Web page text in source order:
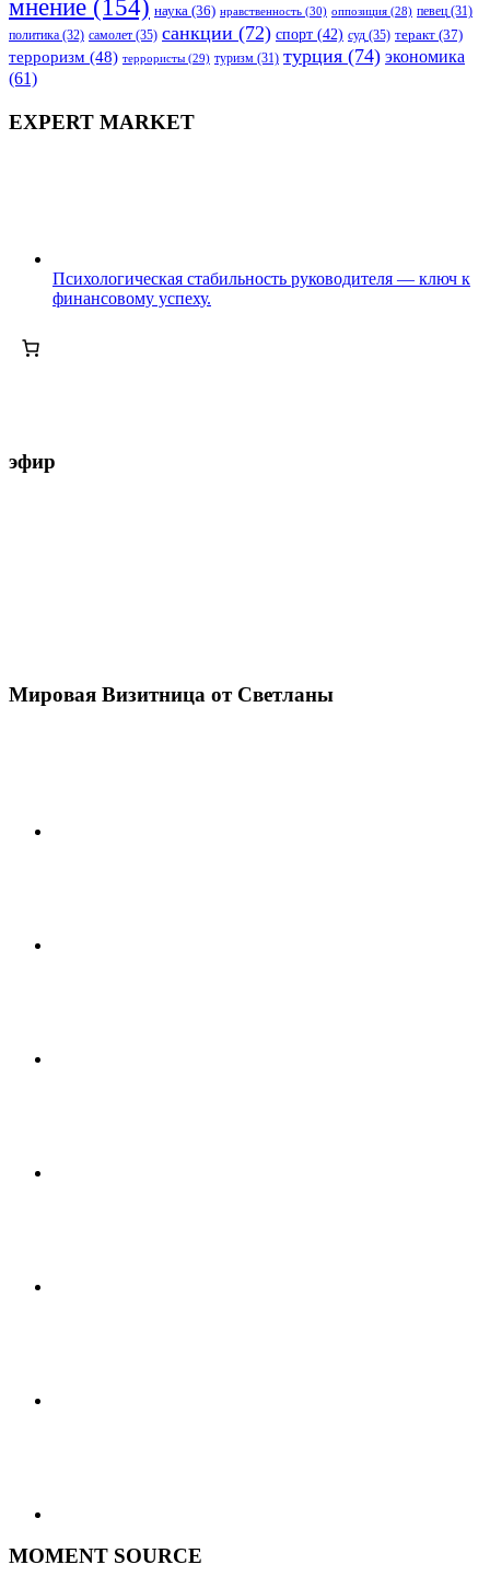
мнение (154) наука (36) нравственность (30) оппозиция (28) певец (31)
политика (32) самолет (35) санкции (72) спорт (42) суд (35) теракт (37)
терроризм (48) террористы (29) туризм (31) турция (74) экономика
(61)
EXPERT MARKET
Психологическая стабильность руководителя — ключ к
финансовому успеху.
эфир
Мировая Визитница от Светланы
MOMENT SOURCE